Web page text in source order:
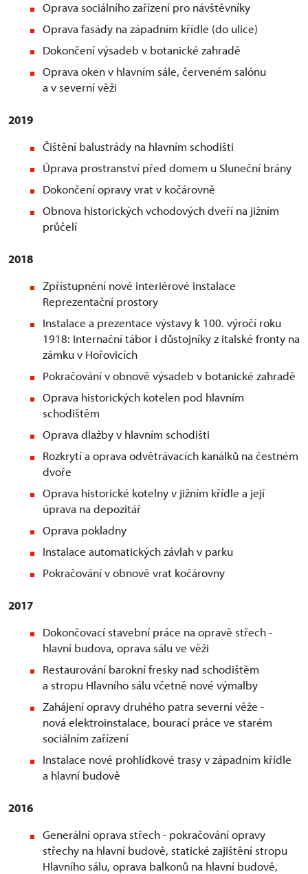
Oprava sociálního zařízení pro návštěvníky
Oprava fasády na západním křídle (do ulice)
Dokončení výsadeb v botanické zahradě
Oprava oken v hlavním sále, červeném salónu
a v severní věži
2019
Čištění balustrády na hlavním schodišti
Úprava prostranství před domem u Sluneční brány
Dokončení opravy vrat v kočárovně
Obnova historických vchodových dveří na jižním
průčelí
2018
Zpřístupnění nové interiérové instalace
Reprezentační prostory
Instalace a prezentace výstavy k 100. výročí roku
1918: Internační tábor i důstojníky z italské fronty na
zámku v Hořovicích
Pokračování v obnově výsadeb v botanické zahradě
Oprava historických kotelen pod hlavním
schodištěm
Oprava dlažby v hlavním schodišti
Rozkrytí a oprava odvětrávacích kanálků na čestném
dvoře
Oprava historické kotelny v jižním křídle a její
úprava na depozitář
Oprava pokladny
Instalace automatických závlah v parku
Pokračování v obnově vrat kočárovny
2017
Dokončovací stavební práce na opravě střech -
hlavní budova, oprava sálu ve věži
Restaurování barokní fresky nad schodištěm
a stropu Hlavního sálu včetně nové výmalby
Zahájení opravy druhého patra severní věže -
nová elektroinstalace, bourací práce ve starém
sociálním zařízení
Instalace nové prohlídkové trasy v západním křídle
a hlavní budově
2016
Generální oprava střech - pokračování opravy
střechy na hlavní budově, statické zajištění stropu
Hlavního sálu, oprava balkonů na hlavní budově,